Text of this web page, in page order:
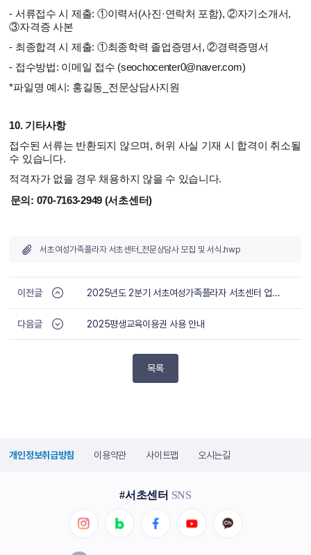
- 서류접수 시 제출: ①이력서(사진·연락처 포함), ②자기소개서,
③자격증 사본
- 최종합격 시 제출: ①최종학력 졸업증명서, ②경력증명서
- 접수방법: 이메일 접수 (seochocenter0@naver.com)
*파일명 예시: 홍길동_전문상담사지원
10. 기타사항
접수된 서류는 반환되지 않으며, 허위 사실 기재 시 합격이 취소될
수 있습니다.
적격자가 없을 경우 채용하지 않을 수 있습니다.
문의: 070-7163-2949 (서초센터)
서초여성가족플라자 서초센터_전문상담사 모집 및 서식.hwp
이전글 2025년도 2분기 서초여성가족플라자 서초센터 업무추진비 사용 내역 공개
다음글 2025평생교육이용권 사용 안내
목록
개인정보취급방침 이용약관 사이트맵 오시는길
#서초센터 SNS